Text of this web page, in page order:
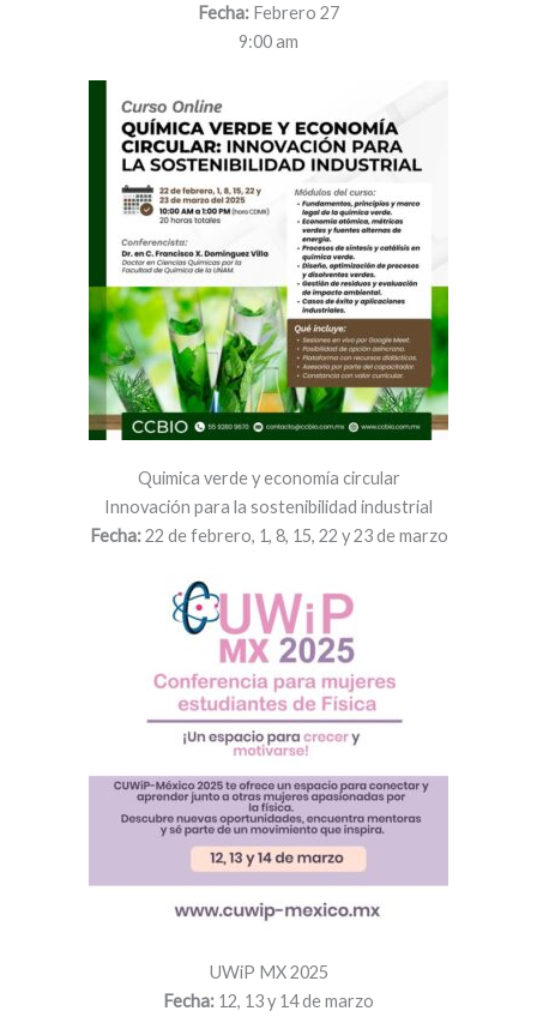
Fecha: Febrero 27
9:00 am
Quimica verde y economía circular
Innovación para la sostenibilidad industrial
Fecha:22 de febrero, 1, 8, 15, 22 y 23 de marzo
UWiP MX 2025
Fecha: 12, 13 y 14 de marzo